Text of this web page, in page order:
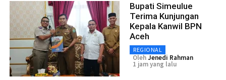
Bupati Simeulue
Terima Kunjungan
Kepala Kanwil BPN
Aceh
REGIONAL
OlehJenedi Rahman
1 jam yang lalu